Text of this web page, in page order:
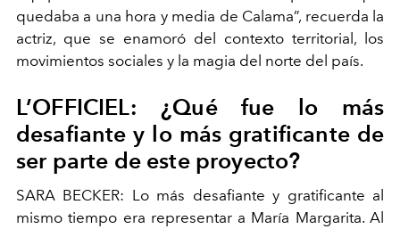
quedaba a una hora y media de Calama”, recuerda la
actriz, que se enamoró del contexto territorial, los
movimientos sociales y la magia del norte del país.
L’OFFICIEL: ¿Qué fue lo más
desafiante y lo más gratificante de
ser parte de este proyecto?
SARA BECKER: Lo más desafiante y gratificante al
mismo tiempo era representar a María Margarita. Al